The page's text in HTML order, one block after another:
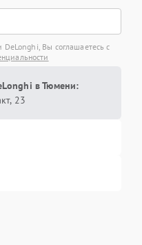
DeLonghi, Вы соглашаетесь с
в Тюмени:
23